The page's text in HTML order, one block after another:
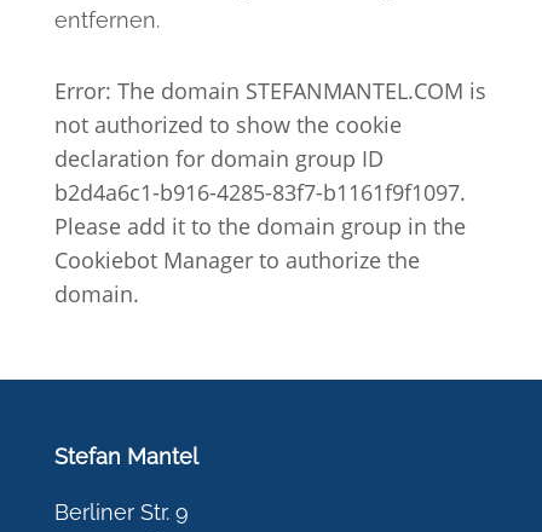
entfernen.
Error: The domain STEFANMANTEL.COM is
not authorized to show the cookie
declaration for domain group ID
b2d4a6c1-b916-4285-83f7-b1161f9f1097.
Please add it to the domain group in the
Cookiebot Manager to authorize the
domain.
Stefan Mantel
Berliner Str. 9